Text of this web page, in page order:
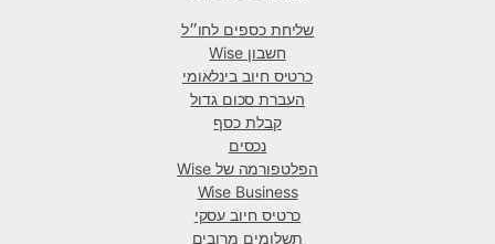
שליחת כספים לחו״ל
חשבון Wise
כרטיס חיוב בינלאומי
העברת סכום גדול
קבלת כסף
נכסים
הפלטפורמה של Wise
Wise Business
כרטיס חיוב עסקי
תשלומים מרובים